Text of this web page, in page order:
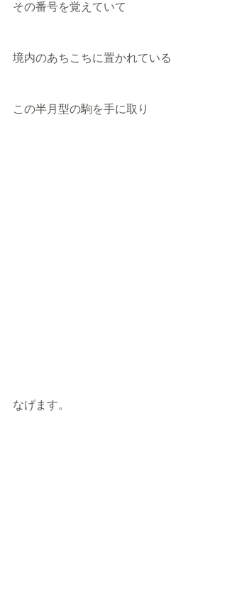
その番号を覚えていて
境内のあちこちに置かれている
この半月型の駒を手に取り
なげます。